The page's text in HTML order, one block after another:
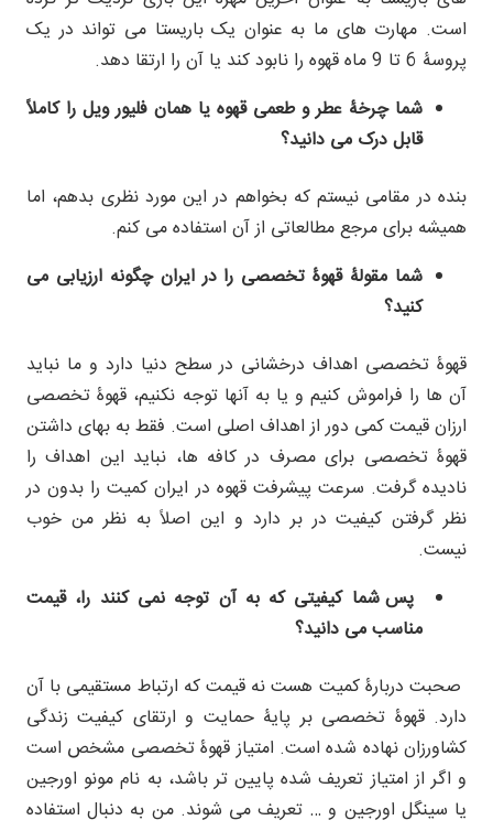
است. مهارت های ما به عنوان یک باریستا می تواند در یک
پروسۀ 6 تا 9 ماه قهوه را نابود کند یا آن را ارتقا دهد.
شما چرخۀ عطر و طعمی قهوه یا همان فلیور ویل را کاملاً
قابل درک می دانید؟
بنده در مقامی نیستم که بخواهم در این مورد نظری بدهم، اما
همیشه برای مرجع مطالعاتی از آن استفاده می کنم.
شما مقولۀ قهوۀ تخصصی را در ایران چگونه ارزیابی می
کنید؟
قهوۀ تخصصی اهداف درخشانی در سطح دنیا دارد و ما نباید
آن ها را فراموش کنیم و یا به آنها توجه نکنیم، قهوۀ تخصصی
ارزان قیمت کمی دور از اهداف اصلی است. فقط به بهای داشتن
قهوۀ تخصصی برای مصرف در کافه ها، نباید این اهداف را
نادیده گرفت. سرعت پیشرفت قهوه در ایران کمیت را بدون در
نظر گرفتن کیفیت در بر دارد و این اصلاً به نظر من خوب
نیست.
پس شما کیفیتی که به آن توجه نمی کنند را، قیمت
مناسب می دانید؟
صحبت دربارۀ کمیت هست نه قیمت که ارتباط مستقیمی با آن
دارد. قهوۀ تخصصی بر پایۀ حمایت و ارتقای کیفیت زندگی
کشاورزان نهاده شده است. امتیاز قهوۀ تخصصی مشخص است
و اگر از امتیاز تعریف شده پایین تر باشد، به نام مونو اورجین
یا سینگل اورجین و … تعریف می شوند. من به دنبال استفاده